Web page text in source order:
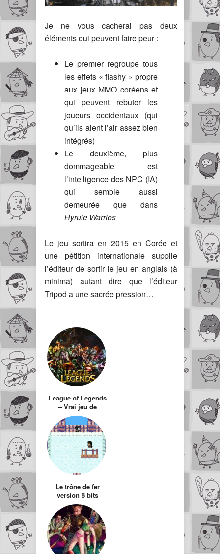
Je ne vous cacherai pas deux
éléments qui peuvent faire peur :
Le premier regroupe tous
les effets « flashy » propre
aux jeux MMO coréens et
qui peuvent rebuter les
joueurs occidentaux (qui
qu’ils aient l’air assez bien
intégrés)
Le deuxième, plus
dommageable est
l’intelligence des NPC (IA)
qui semble aussi
demeurée que dans
Hyrule Warrios
Le jeu sortira en 2015 en Corée et
une pétition internationale supplie
l’éditeur de sortir le jeu en anglais (à
minima) autant dire que l’éditeur
Tripod a une sacrée pression…
League of Legends
– Vrai jeu de
stratégie ou gros
nanard pour kikou
?
Le trône de fer
version 8 bits